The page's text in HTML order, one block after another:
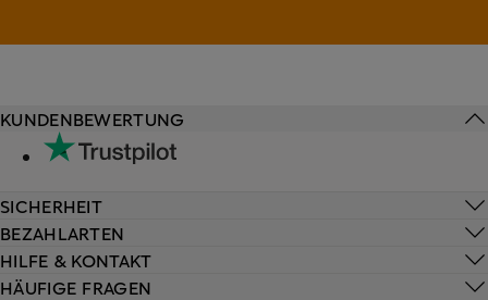
HILFE & KONTAKT
HÄUFIGE FRAGEN
KUNDENBEWERTUNG
SICHERHEIT
BEZAHLARTEN